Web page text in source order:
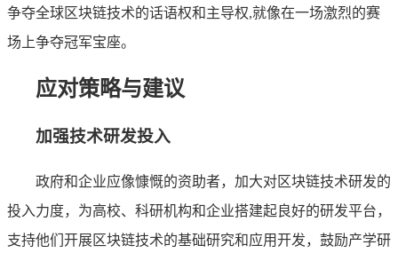
争夺全球区块链技术的话语权和主导权,就像在一场激烈的赛
场上争夺冠军宝座。
应对策略与建议
加强技术研发投入
政府和企业应像慷慨的资助者，加大对区块链技术研发的
投入力度，为高校、科研机构和企业搭建起良好的研发平台，
支持他们开展区块链技术的基础研究和应用开发，鼓励产学研